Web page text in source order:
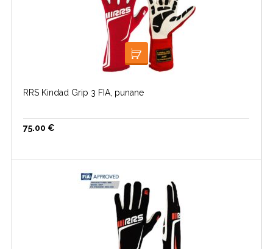
VALI
RRS Kindad Grip 3 FIA, punane
75.00 €